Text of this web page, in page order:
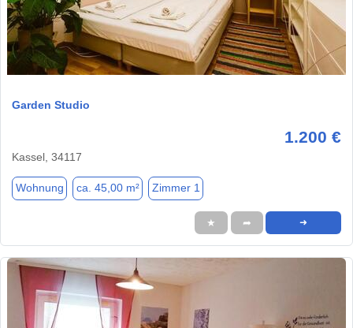
1 / 15
Garden Studio
1.200 €
Kassel, 34117
Wohnung ca. 45,00 m² Zimmer 1
★ ➦ ➜